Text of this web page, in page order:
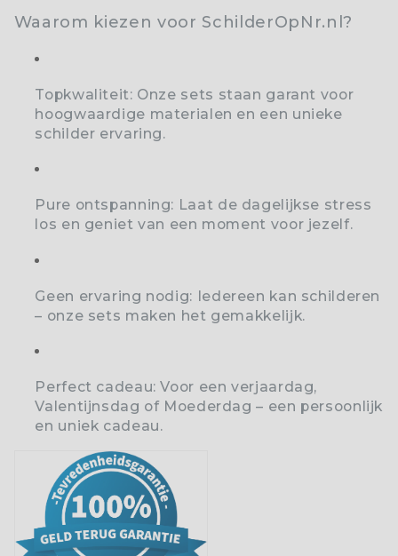
Waarom kiezen voor SchilderOpNr.nl?
Topkwaliteit: Onze sets staan garant voor
hoogwaardige materialen en een unieke
schilder ervaring.
Pure ontspanning: Laat de dagelijkse stress
los en geniet van een moment voor jezelf.
Geen ervaring nodig: Iedereen kan schilderen
– onze sets maken het gemakkelijk.
Perfect cadeau:Voor een verjaardag,
Valentijnsdag of Moederdag – een persoonlijk
en uniek cadeau.